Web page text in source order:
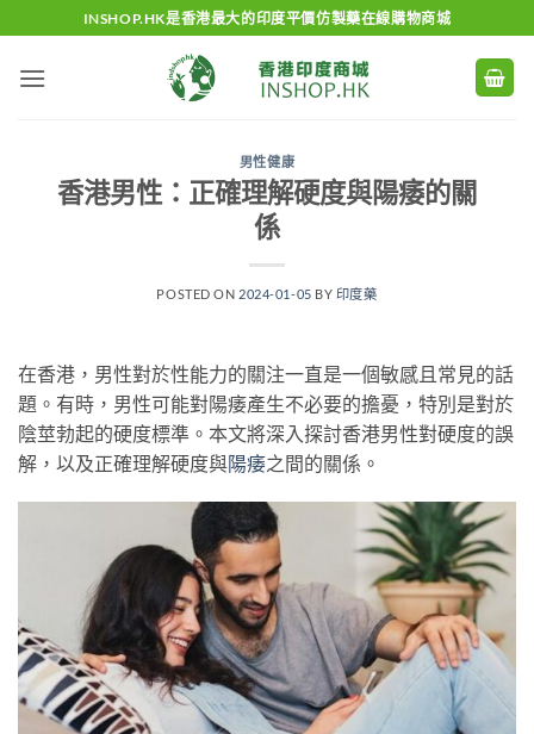
to
content
INSHOP.HK是香港最大的印度平價仿製藥在線購物商城
男性健康
香港男性：正確理解硬度與陽痿的關
係
POSTED ON 2024-01-05 BY 印度藥
在香港，男性對於性能力的關注一直是一個敏感且常見的話
題。有時，男性可能對陽痿產生不必要的擔憂，特別是對於
陰莖勃起的硬度標準。本文將深入探討香港男性對硬度的誤
解，以及正確理解硬度與陽痿之間的關係。